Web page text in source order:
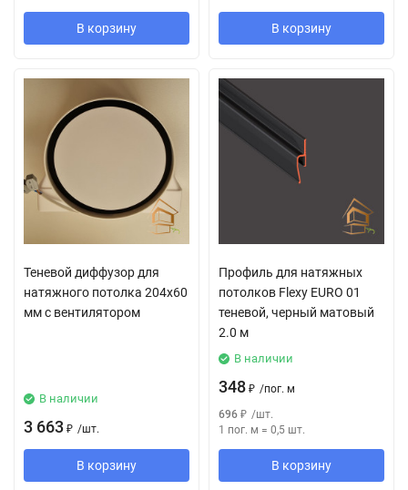
В корзину В корзину
Теневой диффузор для
натяжного потолка 204х60
мм с вентилятором
В наличии
3 663 ₽ /шт.
В корзину
Профиль для натяжных
потолков Flexy EURO 01
теневой, черный матовый
2.0 м
В наличии
348 ₽ /пог. м
696 ₽ /шт.
1 пог. м = 0,5 шт.
В корзину